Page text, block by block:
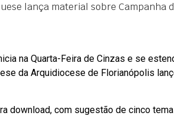
lança material sobre Campanha
na Quarta-Feira de Cinzas e se
da Arquidiocese de Florianópolis
download, com sugestão de cinco